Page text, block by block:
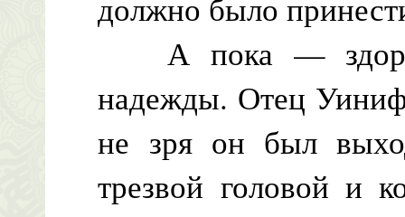
должно было
А пока —
надежды. Отец
не зря он был
трезвой головой и